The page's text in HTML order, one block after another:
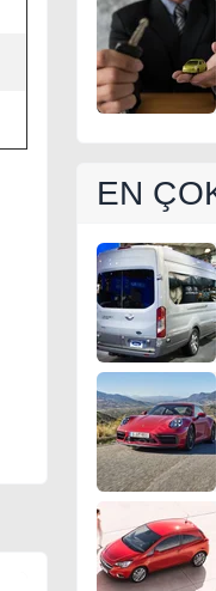
EN